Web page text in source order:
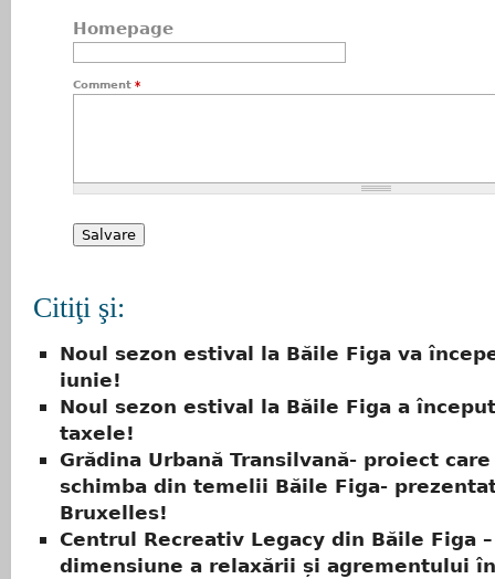
Homepage
Comment *
Citiţi şi:
Noul sezon estival la Băile Figa va
iunie!
Noul sezon estival la Băile Figa a
taxele!
Grădina Urbană Transilvană- proiect care
schimba din temelii Băile Figa-
Bruxelles!
Centrul Recreativ Legacy din Băile Figa
dimensiune a relaxării și agrementului